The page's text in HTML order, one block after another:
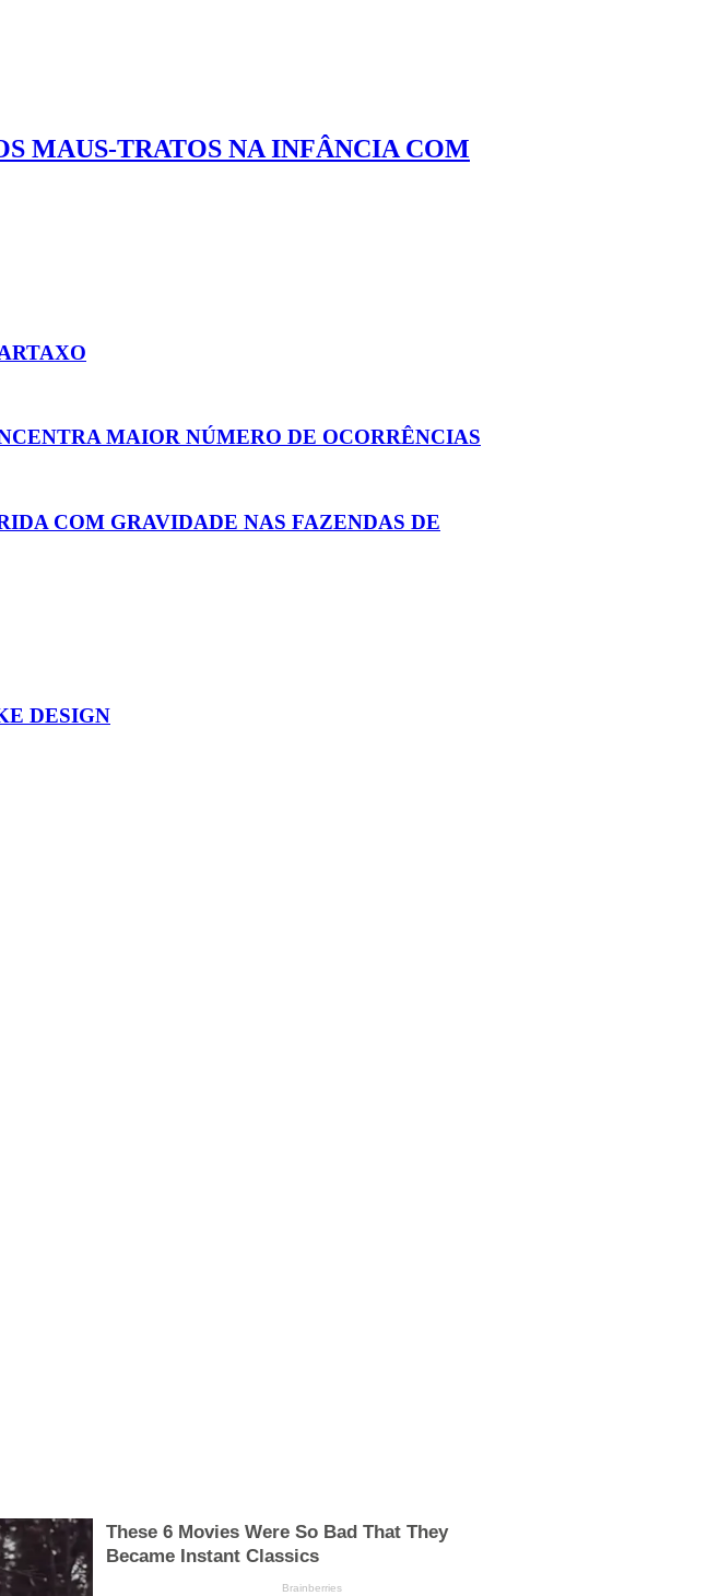
MAUS-TRATOS NA INFÂNCIA COM
MAIOR NÚMERO DE OCORRÊNCIAS
COM GRAVIDADE NAS FAZENDAS DE
DESIGN